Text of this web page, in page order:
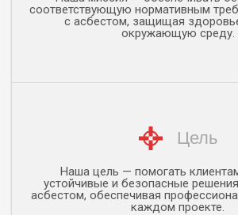
соответствующую нормативным
с асбестом, защищая
окружающую среду.
Цель
Наша цель — помогать
устойчивые и безопасные
асбестом, обеспечивая
каждом проекте.